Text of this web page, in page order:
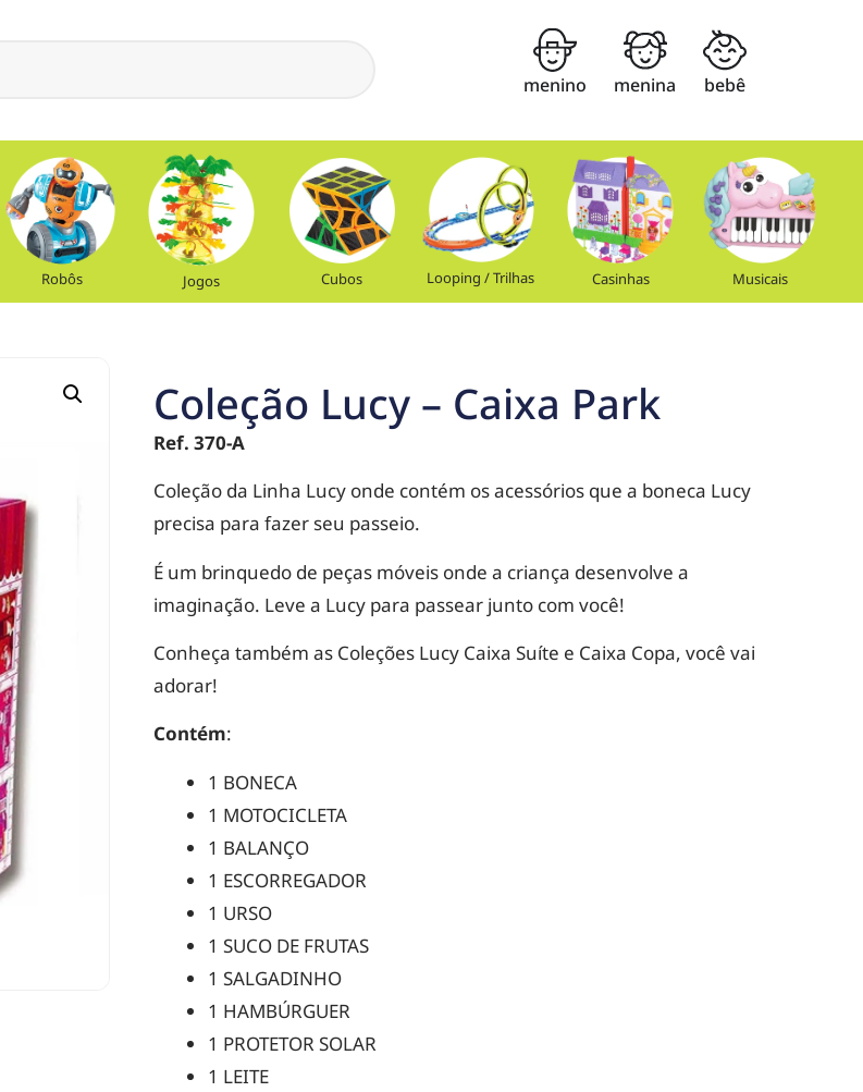
menino menina bebê
Robôs Jogos Cubos Looping / Trilhas Casinhas Musicais
Coleção Lucy – Caixa Park
Ref. 370-A
Coleção da Linha Lucy onde contém os acessórios que a boneca Lucy
precisa para fazer seu passeio.
É um brinquedo de peças móveis onde a criança desenvolve a
imaginação. Leve a Lucy para passear junto com você!
Conheça também as Coleções Lucy Caixa Suíte e Caixa Copa, você vai
adorar!
Contém:
1 BONECA
1 MOTOCICLETA
1 BALANÇO
1 ESCORREGADOR
1 URSO
1 SUCO DE FRUTAS
1 SALGADINHO
1 HAMBÚRGUER
1 PROTETOR SOLAR
1 LEITE